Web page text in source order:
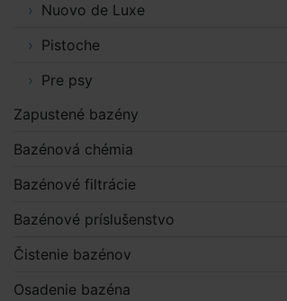
Nuovo de Luxe
Pistoche
Pre psy
Zapustené bazény
Bazénová chémia
Bazénové filtrácie
Bazénové príslušenstvo
Čistenie bazénov
Osadenie bazéna